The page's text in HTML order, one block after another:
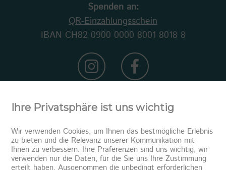
Spenden an:
QR-Einzahlungsschein
IBAN CH82 0900 0000 8001 8018 8
Ihre Privatsphäre ist uns wichtig
Wir verwenden Cookies, um Ihnen das bestmögliche Erlebnis
zu bieten und die Relevanz unserer Kommunikation mit
Ihnen zu verbessern. Ihre Präferenzen sind uns wichtig, wir
verwenden nur die Daten, für die Sie uns Ihre Zustimmung
erteilt haben. Ausgenommen die unbedingt erforderlichen